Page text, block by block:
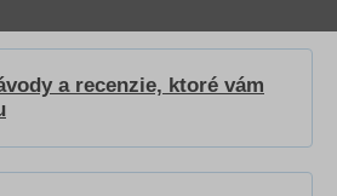
a recenzie, ktoré vám